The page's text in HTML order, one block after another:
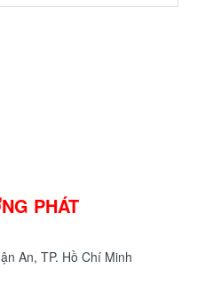
PHÁT
An, TP. Hồ Chí Minh